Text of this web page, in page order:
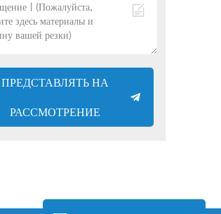
ПРЕДСТАВЛЯТЬ НА
РАССМОТРЕНИЕ